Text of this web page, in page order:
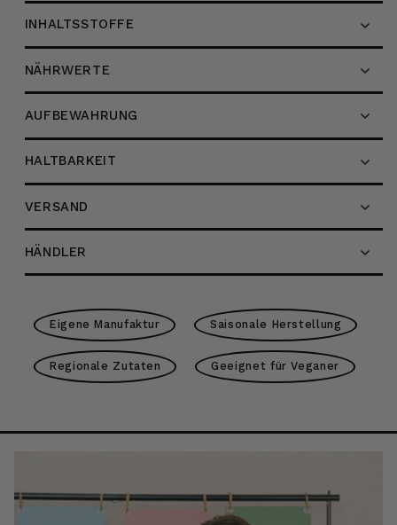
INHALTSSTOFFE
NÄHRWERTE
AUFBEWAHRUNG
HALTBARKEIT
VERSAND
HÄNDLER
Eigene Manufaktur Saisonale Herstellung
Regionale Zutaten Geeignet für Veganer